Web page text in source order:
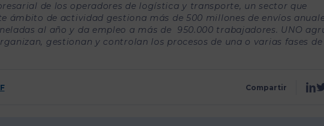
de los operadores de logística y transporte, un sector que
ámbito de actividad gestiona más de 500 millones de envíos
al año y da empleo a más de 950.000 trabajadores. UNO
gestionan y controlan los procesos de una o varias fases
Compartir